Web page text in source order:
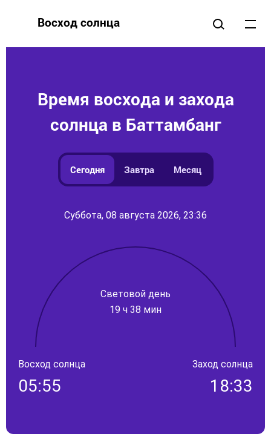
Восход солнца
Время восхода и захода
солнца в Баттамбанг
Сегодня Завтра Месяц
Суббота, 08 августа 2026, 23:36
Световой день
19 ч 38 мин
Восход солнца
05:55
Заход солнца
18:33